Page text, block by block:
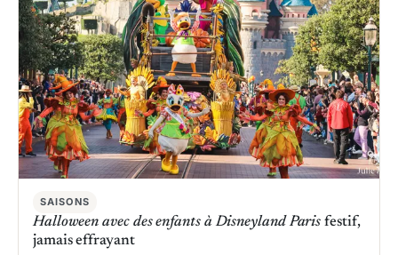
SAISONS
Halloween avec des enfants à Disneyland Paris festif,
jamais effrayant